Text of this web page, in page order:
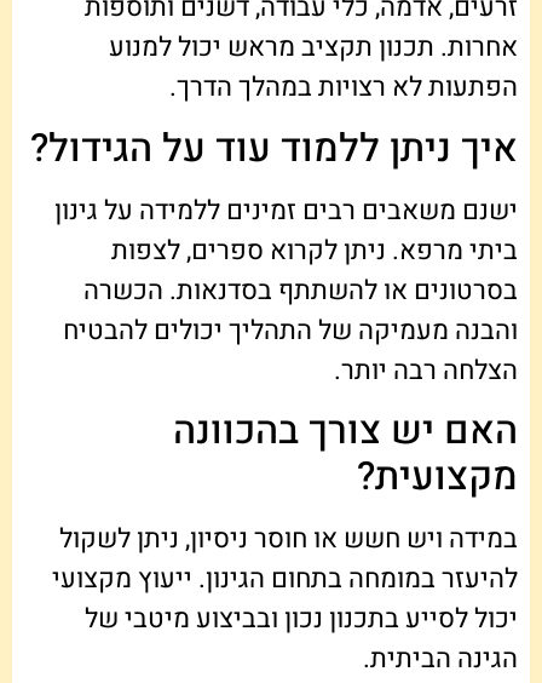
אחרות. תכנון תקציב מראש יכול למנוע
הפתעות לא רצויות במהלך הדרך.
איך ניתן ללמוד עוד על הגידול?
ישנם משאבים רבים זמינים ללמידה על גינון
ביתי מרפא. ניתן לקרוא ספרים, לצפות
בסרטונים או להשתתף בסדנאות. הכשרה
והבנה מעמיקה של התהליך יכולים להבטיח
הצלחה רבה יותר.
האם יש צורך בהכוונה
מקצועית?
במידה ויש חשש או חוסר ניסיון, ניתן לשקול
להיעזר במומחה בתחום הגינון. ייעוץ מקצועי
יכול לסייע בתכנון נכון ובביצוע מיטבי של
הגינה הביתית.